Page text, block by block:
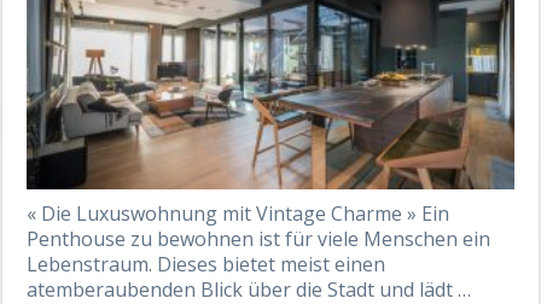
« Die Luxuswohnung mit Vintage Charme » Ein
Penthouse zu bewohnen ist für viele Menschen ein
Lebenstraum. Dieses bietet meist einen
atemberaubenden Blick über die Stadt und lädt …